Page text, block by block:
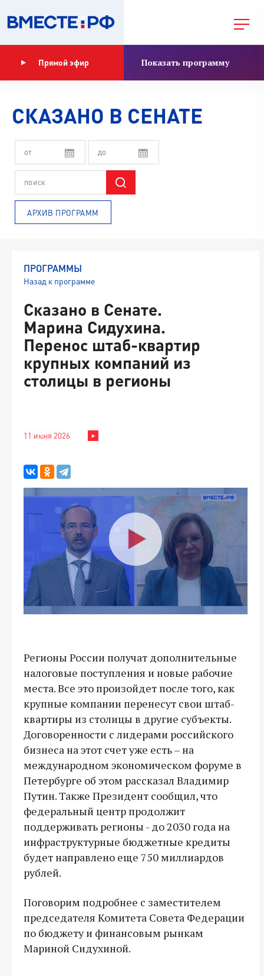
Прямой эфир Показать программу
СКАЗАНО В СЕНАТЕ
АРХИВ ПРОГРАММ
ПРОГРАММЫ
Назад к программе
Сказано в Сенате.
Марина Сидухина.
Перенос штаб-квартир
крупных компаний из
столицы в регионы
11 июня 2026
Регионы России получат дополнительные
налоговые поступления и новые рабочие
места. Все это произойдет после того, как
крупные компании перенесут свои штаб-
квартиры из столицы в другие субъекты.
Договоренности с лидерами российского
бизнеса на этот счет уже есть – на
международном экономическом форуме в
Петербурге об этом рассказал Владимир
Путин. Также Президент сообщил, что
федеральный центр продолжит
поддерживать регионы - до 2030 года на
инфраструктурные бюджетные кредиты
будет направлено еще 750 миллиардов
рублей.
Поговорим подробнее с заместителем
председателя Комитета Совета Федерации
по бюджету и финансовым рынкам
Мариной Сидухиной.